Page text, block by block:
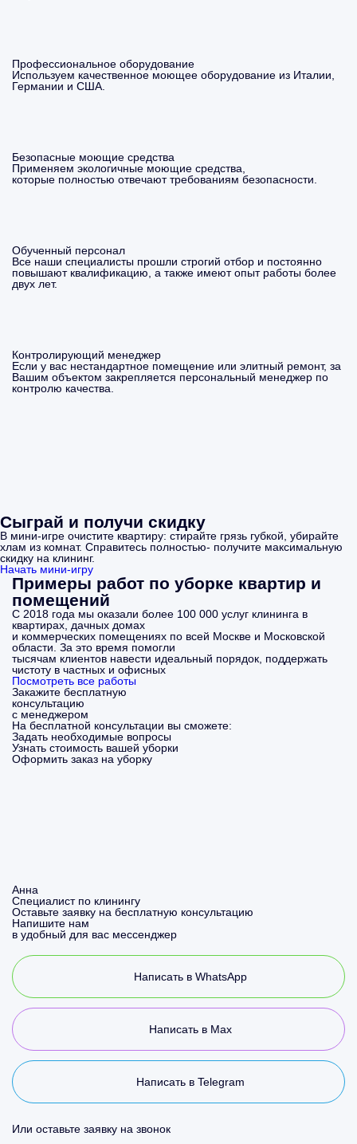
Профессиональное оборудование
Используем качественное моющее оборудование из Италии,
Германии и США.
Безопасные моющие средства
Применяем экологичные моющие средства,
которые полностью отвечают требованиям безопасности.
Обученный персонал
Все наши специалисты прошли строгий отбор и постоянно
повышают квалификацию, а также имеют опыт работы более
двух лет.
Контролирующий менеджер
Если у вас нестандартное помещение или элитный ремонт, за
Вашим объектом закрепляется персональный менеджер по
контролю качества.
Сыграй и получи скидку
В мини-игре очистите квартиру: стирайте грязь губкой, убирайте
хлам из комнат. Справитесь полностью- получите максимальную
скидку на клининг.
Начать мини-игру
Примеры работ по уборке квартир и
помещений
С 2018 года мы оказали более 100 000 услуг клининга в
квартирах, дачных домах
и коммерческих помещениях по всей Москве и Московской
области. За это время помогли
тысячам клиентов навести идеальный порядок, поддержать
чистоту в частных и офисных
Посмотреть все работы
Закажите бесплатную
консультацию
с менеджером
На бесплатной консультации вы сможете:
Задать необходимые вопросы
Узнать стоимость вашей уборки
Оформить заказ на уборку
Анна
Специалист по клинингу
Оставьте заявку на бесплатную консультацию
Напишите нам
в удобный для вас мессенджер
Написать в WhatsApp
Написать в Max
Написать в Telegram
Или оставьте заявку на звонок